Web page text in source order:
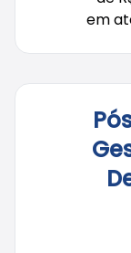
em